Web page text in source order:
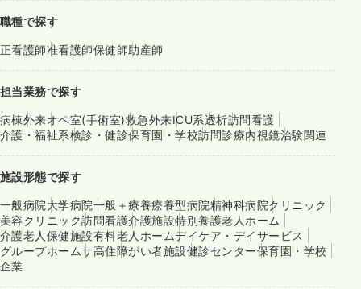
職種で探す
正看護師准看護師保健師助産師
担当業務で探す
病棟外来オペ室(手術室)救急外来ICU系透析訪問看護
介護・福祉系検診・健診保育園・学校訪問診療内視鏡治験関連
施設形態で探す
一般病院大学病院一般＋療養療養型病院精神科病院クリニック
美容クリニック訪問看護介護施設特別養護老人ホーム
介護老人保健施設有料老人ホームデイケア・デイサービス
グループホームサ高住障がい者施設健診センター保育園・学校
企業